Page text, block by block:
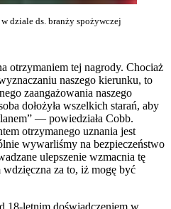
dziale ds. branży spożywczej
otrzymaniem tej nagrody. Chociaż
naszego kierunku, to
zaangażowania naszego
dołożyła wszelkich starań, aby
— powiedziała Cobb.
otrzymanego uznania jest
wywarliśmy na bezpieczeństwo
ulepszenie wzmacnia tę
za to, iż mogę być
18-letnim doświadczeniem w